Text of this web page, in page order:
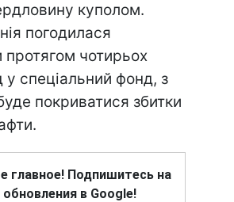
куполом.
погодилася
протягом чотирьох
у спеціальний фонд, з
покриватися збитки
главное! Подпишитесь на
в Google!